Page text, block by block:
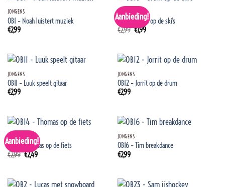
JONGENS
OB1 – Noah luistert muziek
€2,99
Aanbieding!
JONGENS
OB10 – Bram op de ski’s
€2,99 Oorspronkelijke
prijs
€1,99Huidige
JONGENS
OB11 – Luuk speelt gitaar
€2,99
JONGENS
OB12 – Jorrit op de drum
€2,99
Aanbieding!
JONGENS
OB14 – Thomas op de fiets
€2,99 Oorspronkelijke
prijs
€2,49Huidige
JONGENS
OB16 – Tim breakdance
€2,99